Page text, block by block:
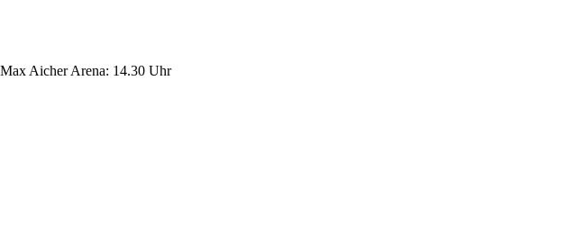
Aicher Arena: 14.30 Uhr